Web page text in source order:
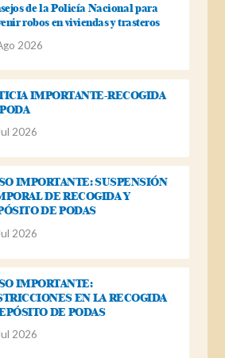
de la Policía Nacional para
robos en viviendas y trasteros
2026
IMPORTANTE-RECOGIDA
2026
IMPORTANTE: SUSPENSIÓN
DE RECOGIDA Y
DE PODAS
2026
IMPORTANTE:
EN LA RECOGIDA
DE PODAS
2026